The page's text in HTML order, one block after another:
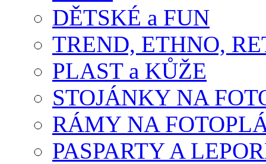
DĚTSKÉ a FUN
TREND, ETHNO,
PLAST a KŮŽE
STOJÁNKY NA
RÁMY NA
PASPARTY A